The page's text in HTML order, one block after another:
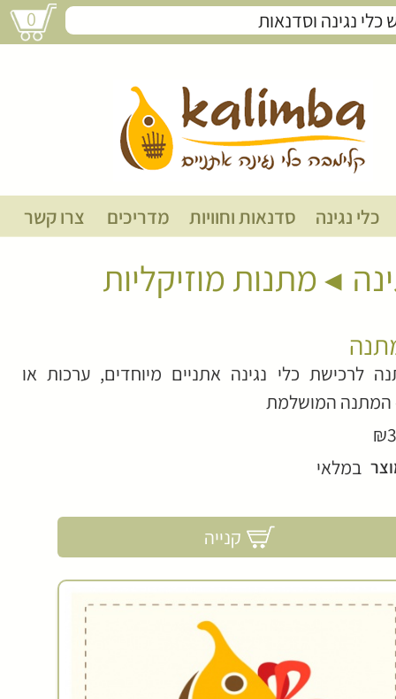
0
שובר מתנה
כלי נגינה סדנאות וחוויות מדריכים צרו קשר
מתנות מוזיקליות
לרכישת כלי נגינה אתניים מיוחדים, ערכות או
המתנה המושלמת
במלאי
קנייה